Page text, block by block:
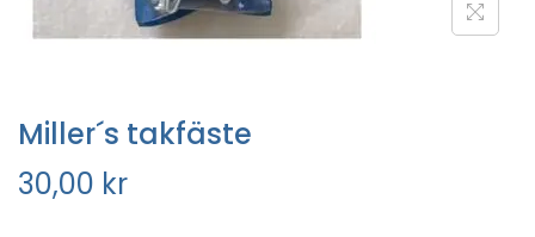
Miller´s takfäste
30,00 kr